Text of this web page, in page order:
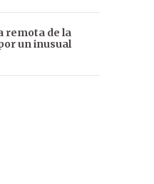
remota de la
un inusual